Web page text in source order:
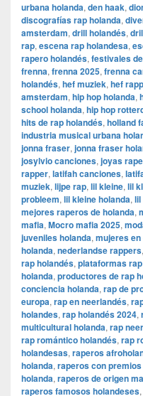
urbana holanda, den haak,
discografías rap holanda,
amsterdam, drill holandés,
rap, escena rap holandesa,
rapero holandés, festivales
frenna, frenna 2025, frenna
holandés, hef muziek, hef
amsterdam, hip hop holanda,
school holanda, hip hop
hits de rap holandés, holland
industria musical urbana
jonna fraser, jonna fraser
josylvio canciones, joyas
rapper, latifah canciones,
muziek, lijpe rap, lil kleine, lil
probleem, lil kleine holanda, lil
mejores raperos de holanda,
mafia, Mocro mafia 2025,
juveniles holanda, mujeres
holanda, nederlandse rappers,
rap holandés, plataformas
holanda, productores de rap
conciencia holanda, rap de
europa, rap en neerlandés,
holandes, rap holandés 2024,
multicultural holanda, rap
rap romántico holandés, rap
holandesas, raperos
holanda, raperos con
holanda, raperos de origen
raperos famosos holandeses,